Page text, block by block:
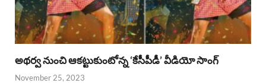
అథర్వ నుంచి ఆకట్టుకుంటోన్న ‘కేసీపీడీ’ వీడియో సాంగ్
November 25, 2023